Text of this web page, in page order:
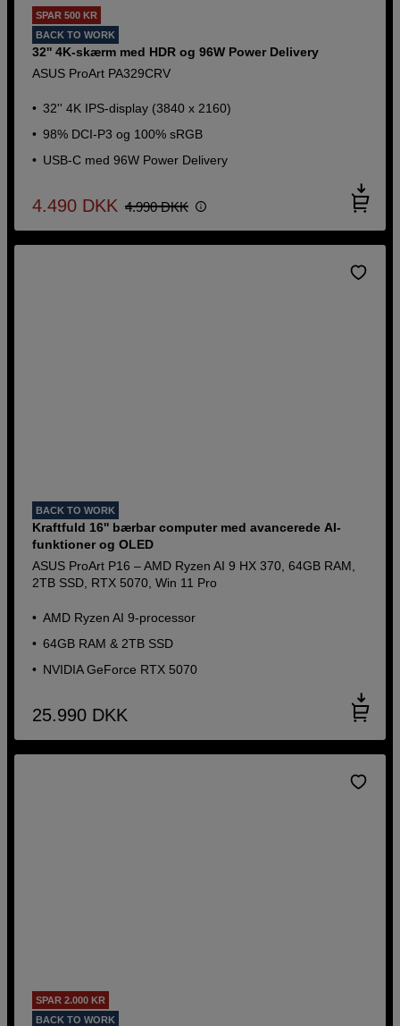
SPAR 500 KR
BACK TO WORK
32'' 4K-skærm med HDR og 96W Power Delivery
ASUS ProArt PA329CRV
32'' 4K IPS-display (3840 x 2160)
98% DCI-P3 og 100% sRGB
USB-C med 96W Power Delivery
4.490 DKK 4.990 DKK
BACK TO WORK
Kraftfuld 16'' bærbar computer med avancerede AI-
funktioner og OLED
ASUS ProArt P16 – AMD Ryzen AI 9 HX 370, 64GB RAM,
2TB SSD, RTX 5070, Win 11 Pro
AMD Ryzen AI 9-processor
64GB RAM & 2TB SSD
NVIDIA GeForce RTX 5070
25.990 DKK
SPAR 2.000 KR
BACK TO WORK